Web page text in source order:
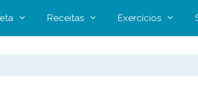
Receitas Exercícios